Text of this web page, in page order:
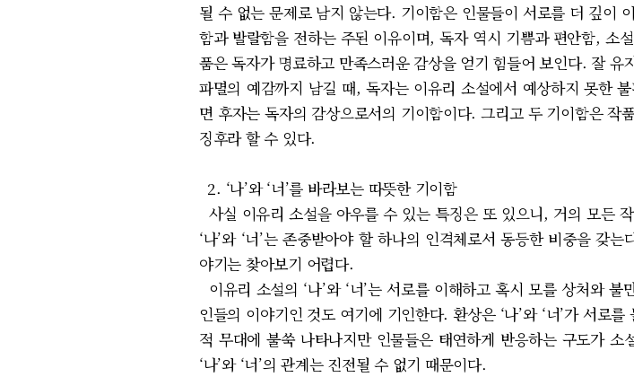
될 수 없는 문제로 남지 않는다. 기이함은 인물들이 서로를 더 깊이
함과 발랄함을 전하는 주된 이유이며, 독자 역시 기쁨과 편안함, 소
품은 독자가 명료하고 만족스러운 감상을 얻기 힘들어 보인다. 잘
파멸의 예감까지 남길 때, 독자는 이유리 소설에서 예상하지 못한
면 후자는 독자의 감상으로서의 기이함이다. 그리고 두 기이함은
징후라 할 수 있다.
2. ‘나’와 ‘너’를 바라보는 따뜻한 기이함
사실 이유리 소설을 아우를 수 있는 특징은 또 있으니, 거의 모든
‘나’와 ‘너’는 존중받아야 할 하나의 인격체로서 동등한 비중을 갖
야기는 찾아보기 어렵다.
이유리 소설의 ‘나’와 ‘너’는 서로를 이해하고 혹시 모를 상처와
인들의 이야기인 것도 여기에 기인한다. 환상은 ‘나’와 ‘너’가 서로
적 무대에 불쑥 나타나지만 인물들은 태연하게 반응하는 구도가
‘나’와 ‘너’의 관계는 진전될 수 없기 때문이다.